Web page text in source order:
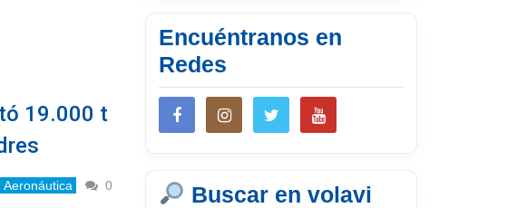
19.000 t
Aeronáutica 0
Encuéntranos en
Redes
Buscar en volavi